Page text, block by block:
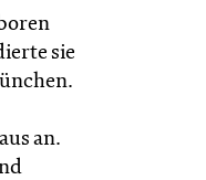
sie
an.